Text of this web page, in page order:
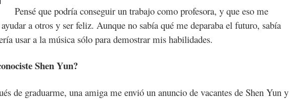
Pensé que podría conseguir un trabajo como profesora, y que eso me
a otros y ser feliz. Aunque no sabía qué me deparaba el futuro, sabía
usar a la música sólo para demostrar mis habilidades.
Shen Yun?
de graduarme, una amiga me envió un anuncio de vacantes de Shen Yun y